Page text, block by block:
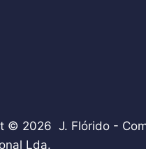
© 2026 J. Flórido -
Lda.